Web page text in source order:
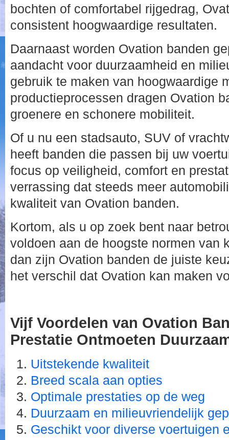
bochten of comfortabel rijgedrag,
consistent hoogwaardige resultaten.
Daarnaast worden Ovation banden
aandacht voor duurzaamheid en
gebruik te maken van hoogwaardige
productieprocessen dragen Ovation
groenere en schonere mobiliteit.
Of u nu een stadsauto, SUV of
heeft banden die passen bij uw
focus op veiligheid, comfort en
verrassing dat steeds meer
kwaliteit van Ovation banden.
Kortom, als u op zoek bent naar
voldoen aan de hoogste normen van
dan zijn Ovation banden de juiste
het verschil dat Ovation kan maken
Vijf Voordelen van Ovation
Prestatie Ontmoeten
Uitstekende kwaliteit
Breed scala aan opties
Optimale prestaties op de weg
Duurzaam en milieuvriendelijk
Geschikt voor diverse voertuigen